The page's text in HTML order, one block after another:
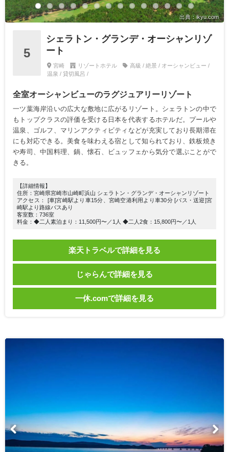
出典：ikyu.com
5
シェラトン・グランデ・オーシャンリゾ
ート
宮崎 リゾートホテル
高級 / 絶景 / オーシャンビュー /
温泉 / 貸切風呂 /
全室オーシャンビューのラグジュアリーリゾート
一ツ葉海岸沿いの広大な敷地に広がるリゾート。シェラトンの中で
もトップクラスの評価を受ける日本を代表するホテルだ。プールや
温泉、ゴルフ、マリンアクティビティなどが充実しており長期滞在
にも対応できる。美食を味わえる宿として知られており、鉄板焼き
や寿司、中国料理、鍋、懐石、ビュッフェから気分で選ぶことがで
きる。
【詳細情報】
住所：宮崎県宮崎市山崎町浜山 シェラトン・グランデ・オーシャンリゾート
アクセス： [車]宮崎駅より車15分、宮崎空港利用より車30分 [バス・送迎]宮
崎駅より路線バスあり
客室数：736室
料金：◆二人素泊まり：11,500円〜／1人 ◆二人2食：15,800円〜／1人
楽天トラベルで詳細を見る
じゃらんで詳細を見る
一休.comで詳細を見る